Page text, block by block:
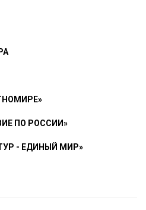
ПО РОССИИ»
- ЕДИНЫЙ МИР»